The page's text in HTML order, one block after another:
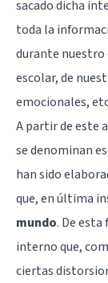
sacado dicha
toda la
durante
escolar, de
emocionales,
A partir de este
se denominan
han sido
que, en última
mundo. De
interno que,
ciertas